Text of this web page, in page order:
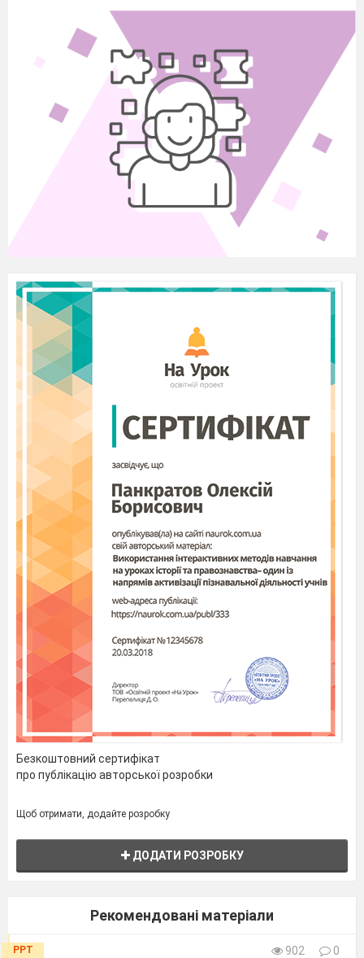
Безкоштовний сертифікат
про публікацію авторської розробки
Щоб отримати, додайте розробку
ДОДАТИ РОЗРОБКУ
Рекомендовані матеріали
PPT 902
0